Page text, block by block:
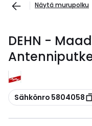
Näytä murupolku
DEHN -
Kopioi
Sähkönro 5804058